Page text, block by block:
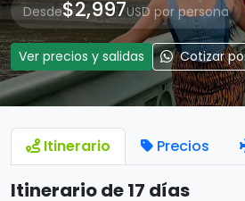
Desde$2,997USD por persona
Ver precios y salidas Cotizar
Itinerario Precios
Itinerario de 17 días